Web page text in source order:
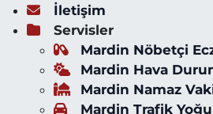
İletişim
Servisler
Mardin Nöbetçi
Mardin Hava
Mardin Namaz
Mardin Trafik